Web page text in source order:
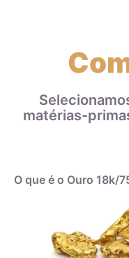
matérias-
O que é o Ouro 18k/